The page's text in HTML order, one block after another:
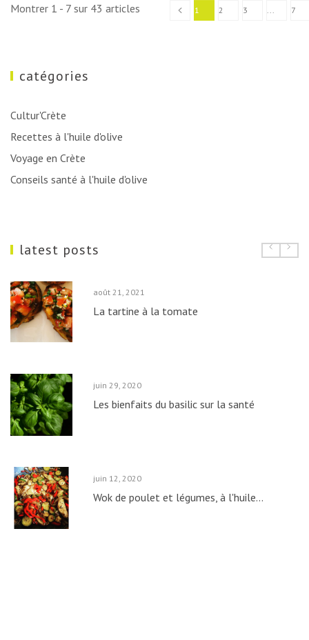
Montrer 1 - 7 sur 43 articles 1 2 3 7
catégories
Cultur'Crète
Recettes à l'huile d'olive
Voyage en Crète
Conseils santé à l'huile d'olive
latest posts
août 21, 2021
La tartine à la tomate
juin 29, 2020
Les bienfaits du basilic sur la santé
juin 12, 2020
Wok de poulet et légumes, à l'huile...